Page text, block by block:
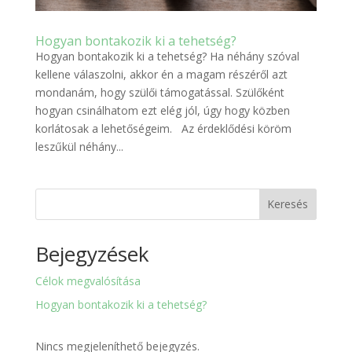
Hogyan bontakozik ki a tehetség?
Hogyan bontakozik ki a tehetség? Ha néhány szóval
kellene válaszolni, akkor én a magam részéről azt
mondanám, hogy szülői támogatással. Szülőként
hogyan csinálhatom ezt elég jól, úgy hogy közben
korlátosak a lehetőségeim. Az érdeklődési köröm
leszűkül néhány...
Keresés
Bejegyzések
Célok megvalósítása
Hogyan bontakozik ki a tehetség?
Nincs megjeleníthető bejegyzés.